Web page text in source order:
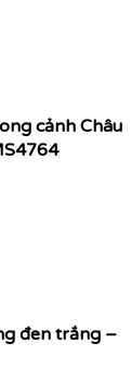
cảnh Châu
đen trắng –